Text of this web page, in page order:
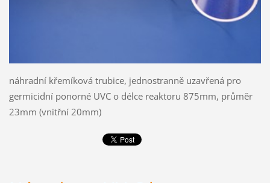
náhradní křemíková trubice, jednostranně uzavřená pro
germicidní ponorné UVC o délce reaktoru 875mm, průměr
23mm (vnitřní 20mm)